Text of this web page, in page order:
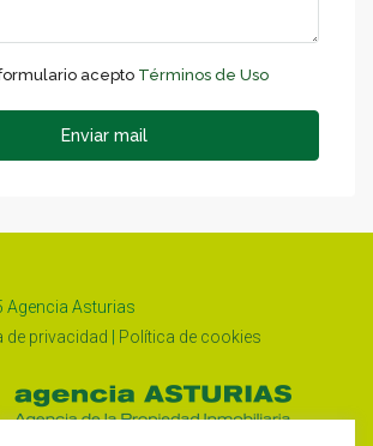
acepto Términos de Uso
Enviar mail
Agencia Asturias
de privacidad
Política de cookies